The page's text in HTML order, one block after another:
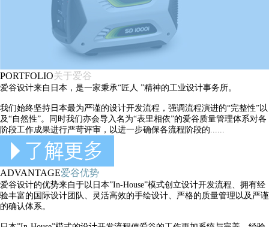
PORTFOLIO关于爱谷
爱谷设计来自日本，是一家秉承“匠人 ”精神的工业设计事务所。
我们始终坚持日本最为严谨的设计开发流程，强调流程演进的“完整性”以
及“自然性”。同时我们亦会导入名为“表里相依”的爱谷质量管理体系对各
阶段工作成果进行严苛评审，以进一步确保各流程阶段的......
ADVANTAGE爱谷优势
爱谷设计的优势来自于以日本”In-House”模式创立设计开发流程、拥有经
验丰富的国际设计团队、灵活高效的手绘设计、严格的质量管理以及严谨
的确认体系。